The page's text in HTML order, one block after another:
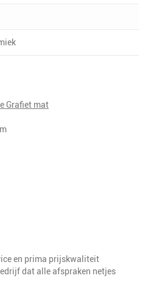
Grafiet mat
en prima prijskwaliteit
dat alle afspraken netjes